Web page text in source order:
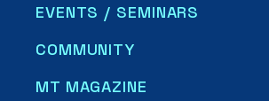
EVENTS / SEMINARS
COMMUNITY
MT MAGAZINE